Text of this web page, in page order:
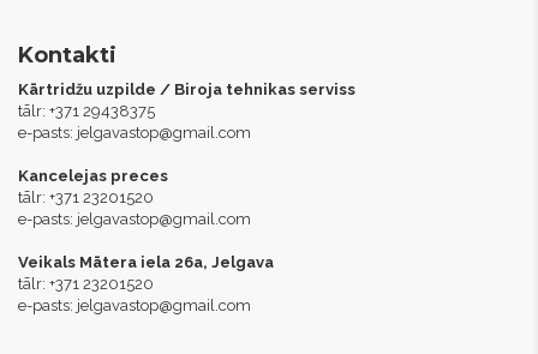
Kontakti
Kārtridžu uzpilde / Biroja tehnikas serviss
tālr: +371 29438375
e-pasts: jelgavastop@gmail.com
Kancelejas preces
tālr: +371 23201520
e-pasts: jelgavastop@gmail.com
Veikals Mātera iela 26a, Jelgava
tālr: +371 23201520
e-pasts: jelgavastop@gmail.com